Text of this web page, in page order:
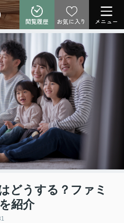
閲覧履歴 お気に入り メニュー
どうする？ファミ
紹介